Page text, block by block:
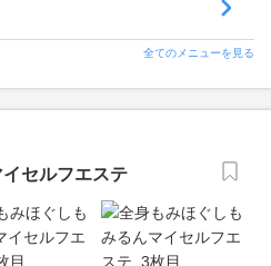
全てのメニューを見る
セルフエステ